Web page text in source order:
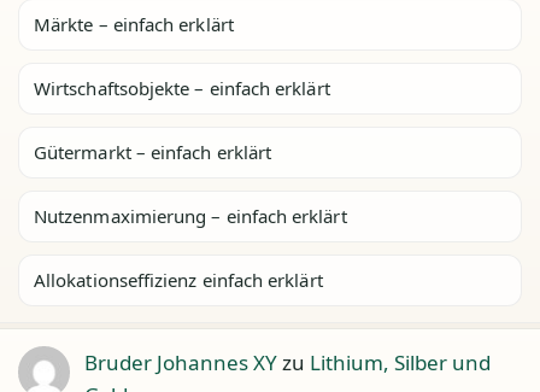
Märkte – einfach erklärt
Wirtschaftsobjekte – einfach erklärt
Gütermarkt – einfach erklärt
Nutzenmaximierung – einfach erklärt
Allokationseffizienz einfach erklärt
Bruder Johannes XYzu Lithium, Silber und